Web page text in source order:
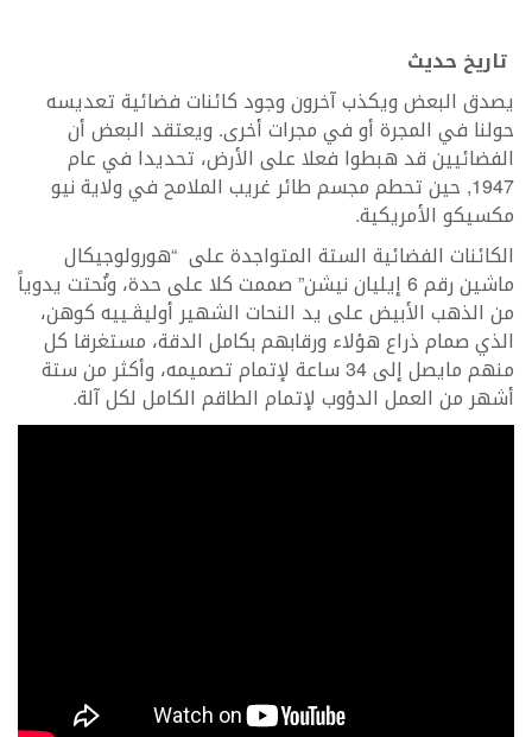
تاريخ حديث
يصدق البعض ويكذب آخرون وجود كائنات فضائية تعديسه
حولنا في المجرة أو في مجرات أخرى. ويعتقد البعض أن
الفضائيين قد هبطوا فعلا على الأرض، تحديدا في عام
1947, حين تحطم مجسم طائر غريب الملامح في ولاية نيو
مكسيكو الأمريكية.
الكائنات الفضائية الستة المتواجدة على “هورولوجيكال
ماشين رقم 6 إيليان نيشن” صممت كلا على حدة، ونُحتت يدوياً
من الذهب الأبيض على يد النحات الشهير أوليڤـييه كوهن،
الذي صمام ذراع هؤلاء ورقابهم بكامل الدقة، مستغرقا كل
منهم مايصل إلى 34 ساعة لإتمام تصميمه، وأكثر من ستة
أشهر من العمل الدؤوب لإتمام الطاقم الكامل لكل آلة.